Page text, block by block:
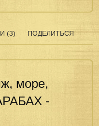
(3) ПОДЕЛИТЬСЯ
море,
-